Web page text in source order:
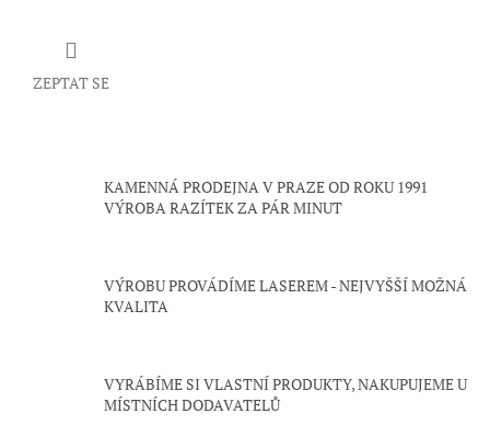
ZEPTAT SE
KAMENNÁ PRODEJNA V PRAZE OD ROKU 1991
VÝROBA RAZÍTEK ZA PÁR MINUT
VÝROBU PROVÁDÍME LASEREM - NEJVYŠŠÍ MOŽNÁ
KVALITA
VYRÁBÍME SI VLASTNÍ PRODUKTY, NAKUPUJEME U
MÍSTNÍCH DODAVATELŮ